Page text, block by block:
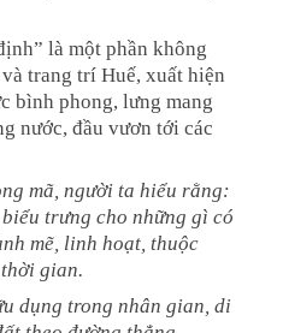
là một phần không
trang trí Huế, xuất hiện
bình phong, lưng mang
nước, đầu vươn tới các
mã, người ta hiểu rằng:
trưng cho những gì có
mẽ, linh hoạt, thuộc
gian.
dụng trong nhân gian, di